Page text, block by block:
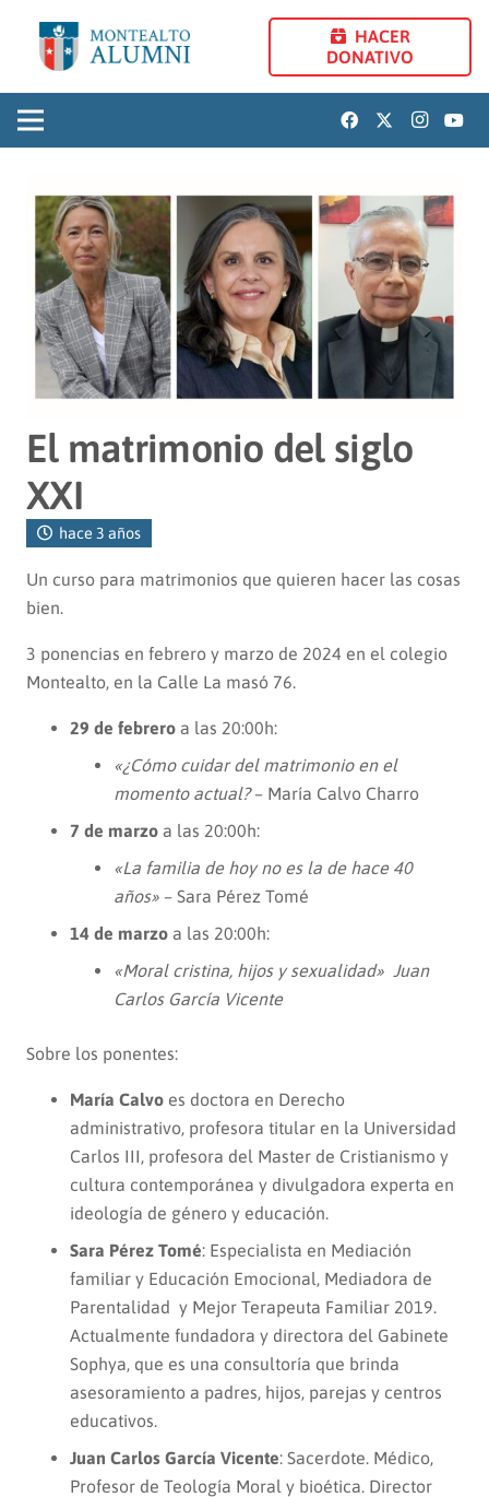
HACER
DONATIVO
El matrimonio del siglo
XXI
hace 3 años
Un curso para matrimonios que quieren hacer las cosas
bien.
3 ponencias en febrero y marzo de 2024 en el colegio
Montealto, en la Calle La masó 76.
29 de febrero a las 20:00h:
«¿Cómo cuidar del matrimonio en el
momento actual?– María Calvo Charro
7 de marzo a las 20:00h:
«La familia de hoy no es la de hace 40
años» – Sara Pérez Tomé
14 de marzo a las 20:00h:
«Moral cristina, hijos y sexualidad» Juan
Carlos García Vicente
Sobre los ponentes:
María Calvo es doctora en Derecho
administrativo, profesora titular en la Universidad
Carlos III, profesora del Master de Cristianismo y
cultura contemporánea y divulgadora experta en
ideología de género y educación.
Sara Pérez Tomé: Especialista en Mediación
familiar y Educación Emocional, Mediadora de
Parentalidad y Mejor Terapeuta Familiar 2019.
Actualmente fundadora y directora del Gabinete
Sophya, que es una consultoría que brinda
asesoramiento a padres, hijos, parejas y centros
educativos.
Juan Carlos García Vicente: Sacerdote. Médico,
Profesor de Teología Moral y bioética. Director